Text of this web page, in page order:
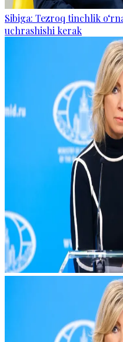
Sibiga: Tezroq tinchlik
uchrashishi kerak